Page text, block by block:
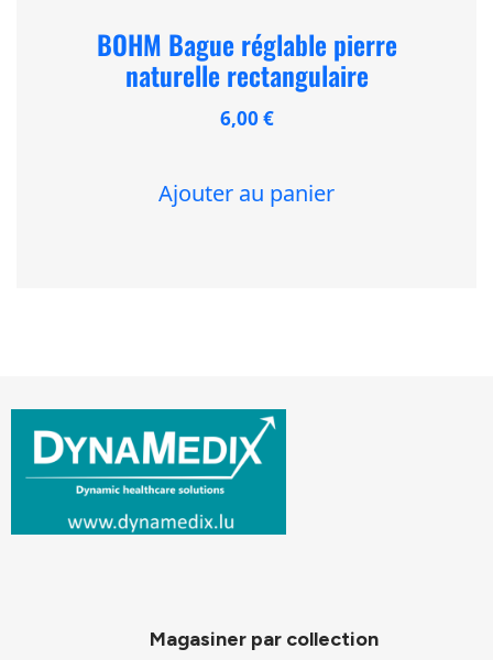
BOHM Bague réglable pierre
naturelle rectangulaire
6,00€
Ajouter au panier
Magasiner par collection